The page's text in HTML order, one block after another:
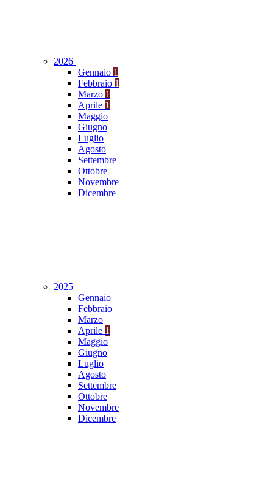
2026
Gennaio 1
Febbraio 1
Marzo 1
Aprile 1
Maggio
Giugno
Luglio
Agosto
Settembre
Ottobre
Novembre
Dicembre
2025
Gennaio
Febbraio
Marzo
Aprile 1
Maggio
Giugno
Luglio
Agosto
Settembre
Ottobre
Novembre
Dicembre